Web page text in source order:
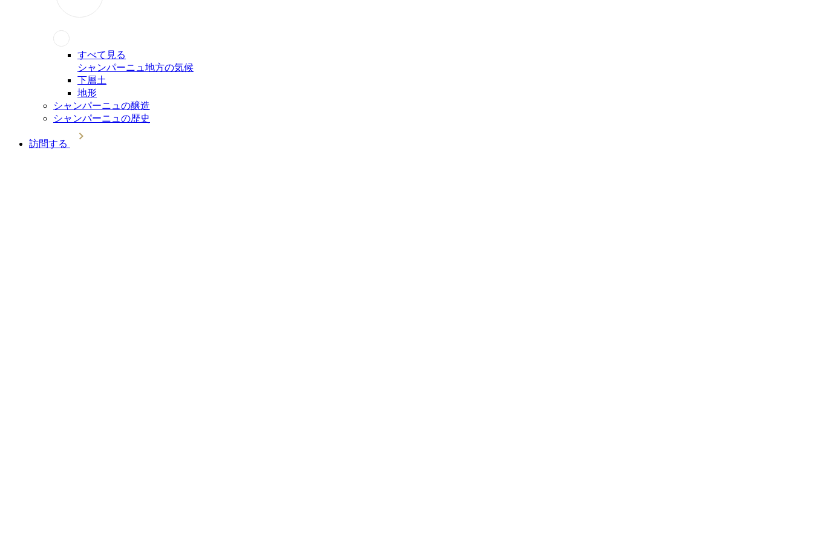
すべて見る
シャンパーニュ地方の気候
下層土
地形
シャンパーニュの醸造
シャンパーニュの歴史
訪問する